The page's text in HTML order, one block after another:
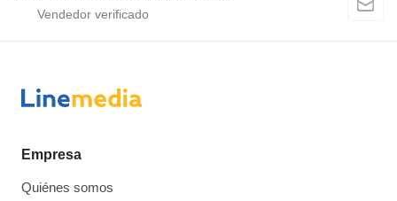
Empresa
Quiénes somos